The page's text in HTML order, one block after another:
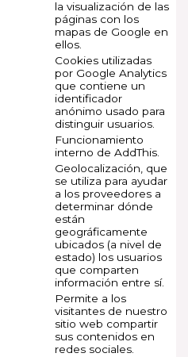
la visualización de las
páginas con los
mapas de Google en
ellos.
Cookies utilizadas
por Google Analytics
que contiene un
identificador
anónimo usado para
distinguir usuarios.
Funcionamiento
interno de AddThis.
Geolocalización, que
se utiliza para ayudar
a los proveedores a
determinar dónde
están
geográficamente
ubicados (a nivel de
estado) los usuarios
que comparten
información entre sí.
Permite a los
visitantes de nuestro
sitio web compartir
sus contenidos en
redes sociales.